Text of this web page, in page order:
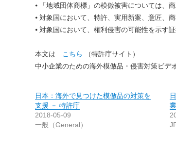
⦁ 「地域団体商標」の模倣被害については、
⦁ 対象国において、特許、実用新案、意匠、
⦁ 対象国において、権利侵害の可能性を示す証
本文は こちら
（特許庁サイト）
中小企業のための海外模倣品・侵害対策ビデ
日本：海外で見つけた模倣品の対策を
支援 － 特許庁
2018-05-09
一般（General）